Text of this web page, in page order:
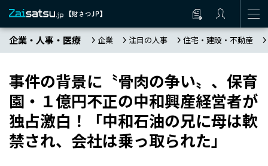
企業・人事・医療 企業 注目の人事 住宅・建設・不動産
事件の背景に〝骨肉の争い〟、保育
園・１億円不正の中和興産経営者が
独占激白！「中和石油の兄に母は軟
禁され、会社は乗っ取られた」